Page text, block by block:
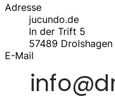
Adresse
jucundo.de
In der Trift 5
57489 Drolshagen
E-Mail